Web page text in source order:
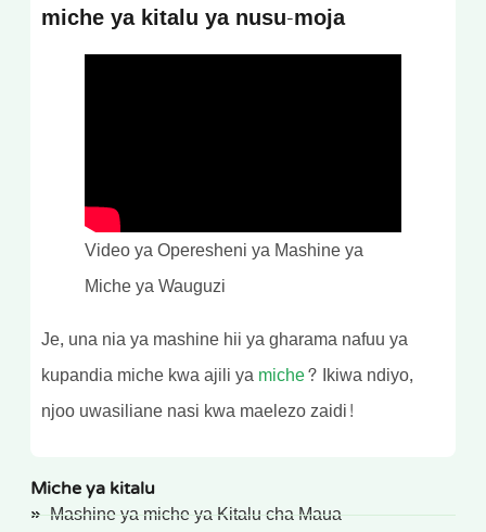
miche ya kitalu ya nusu-moja
Video ya Operesheni ya Mashine ya
Miche ya Wauguzi
Je, una nia ya mashine hii ya gharama nafuu ya
kupandia miche kwa ajili yamiche? Ikiwa ndiyo,
njoo uwasiliane nasi kwa maelezo zaidi!
Miche ya kitalu
Mashine ya miche ya Kitalu cha Maua